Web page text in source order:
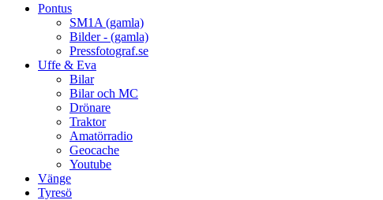
Pontus
SM1A (gamla)
Bilder - (gamla)
Pressfotograf.se
Uffe & Eva
Bilar
Bilar och MC
Drönare
Traktor
Amatörradio
Geocache
Youtube
Vänge
Tyresö